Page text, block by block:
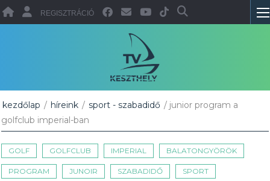
REGISZTRÁCIÓ
kezdőlap / híreink / sport - szabadidő / junior program a
golfclub imperial-ban
GOLF GOLFCLUB IMPERIAL BALATONGYÖRÖK
PROGRAM JUNOIR SZABADIDŐ SPORT